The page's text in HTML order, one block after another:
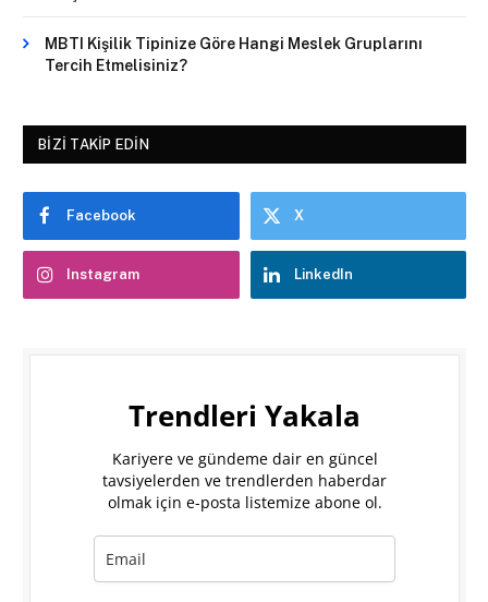
MBTI Kişilik Tipinize Göre Hangi Meslek Gruplarını
Tercih Etmelisiniz?
BIZI TAKIP EDIN
Facebook X
Instagram LinkedIn
Trendleri Yakala
Kariyere ve gündeme dair en güncel
tavsiyelerden ve trendlerden haberdar
olmak için e-posta listemize abone ol.